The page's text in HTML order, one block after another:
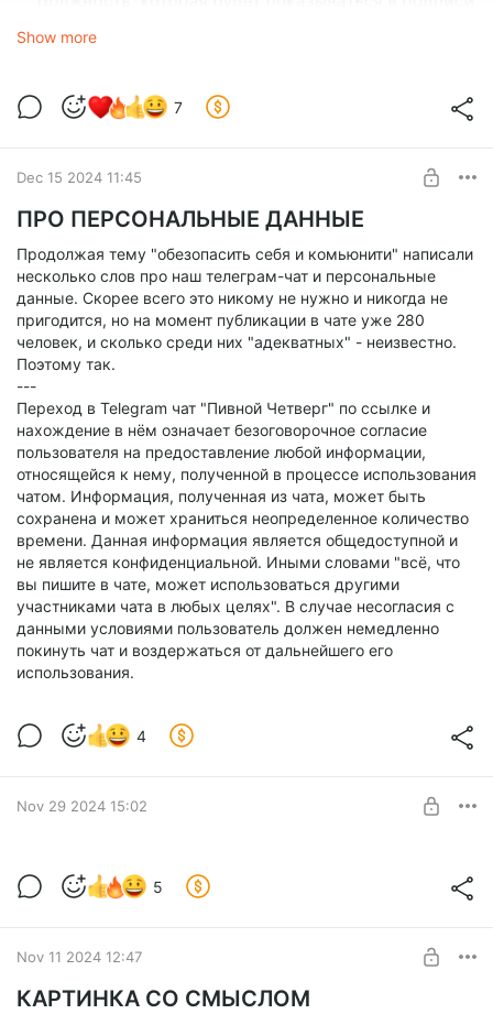
Show more
7
Dec 15 2024 11:45
ПРО ПЕРСОНАЛЬНЫЕ ДАННЫЕ
Продолжая тему "обезопасить себя и комьюнити" написали
несколько слов про наш телеграм-чат и персональные
данные. Скорее всего это никому не нужно и никогда не
пригодится, но на момент публикации в чате уже 280
человек, и сколько среди них "адекватных" - неизвестно.
Поэтому так.
---
Переход в Telegram чат "Пивной Четверг" по ссылке и
нахождение в нём означает безоговорочное согласие
пользователя на предоставление любой информации,
относящейся к нему, полученной в процессе использования
чатом. Информация, полученная из чата, может быть
сохранена и может храниться неопределенное количество
времени. Данная информация является общедоступной и
не является конфиденциальной. Иными словами "всё, что
вы пишите в чате, может использоваться другими
участниками чата в любых целях". В случае несогласия с
данными условиями пользователь должен немедленно
покинуть чат и воздержаться от дальнейшего его
использования.
4
Nov 29 2024 15:02
А вот поддержал бы комьюнити - знал бы что, знал бы где и
5
Nov 11 2024 12:47
КАРТИНКА СО СМЫСЛОМ